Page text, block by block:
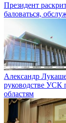
Президент
баловаться,
Александр
руководстве УСК
областям